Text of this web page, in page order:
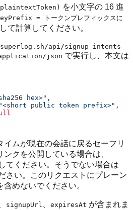
を小文字の 16 進
= トークンプレフィックスに
て計算してください。
api/signup-intents
json で実行し、本文は
hex>" ,
"<short public token prefix>" ,
イムが現在の会話に戻るセーフリ
クを公開している場合は、
てください。そうでない場合は
さい。このリクエストにプレーン
めないでください。
signupUrl expiresAt が含まれま